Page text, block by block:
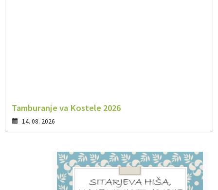
Tamburanje va Kostele 2026
14. 08. 2026